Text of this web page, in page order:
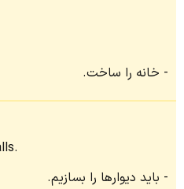
خانه را ساخت.
باید دیوارها را بسازیم.